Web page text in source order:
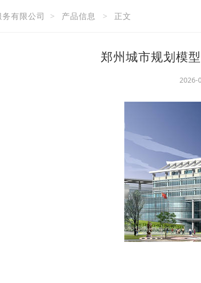
有限公司 > 产品信息 > 正文
郑州城市规划模
2026-